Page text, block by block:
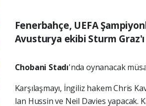
Fenerbahçe, UEFA
Avusturya ekibi Sturm Graz'ı
Chobani Stadı'nda oynanacak
Karşılaşmayı, İngiliz hakem Chris
Ian Hussin ve Neil Davies yapacak.